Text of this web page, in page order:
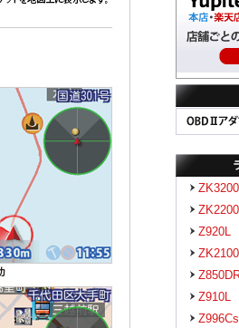
ZK3200
ZK2200
Z920L
ZK2100
Z910L